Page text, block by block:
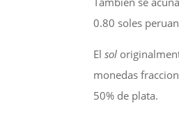
0.80 soles
Elsol
monedas
50% de plata.